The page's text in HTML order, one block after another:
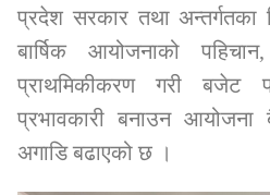
प्रदेश सरकार तथा
बार्षिक आयोजनाको पहिचान
प्राथमिकीकरण गरी बजेट
प्रभावकारी बनाउन आयोजना
अगाडि बढाएको छ ।